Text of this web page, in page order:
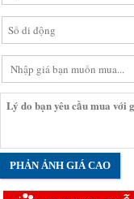
PHẢN ẢNH GIÁ CAO